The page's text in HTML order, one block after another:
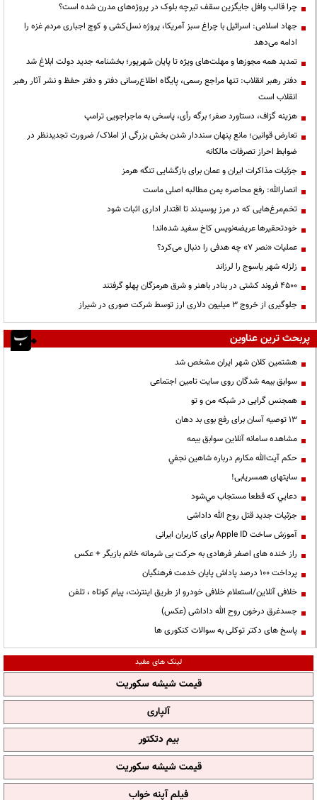
چرا قالب وافل جایگزین سقف تیرچه بلوک در پروژه‌های مدرن شده است؟
جهاد اسلامی: اسرائیل با چراغ سبز آمریکا، پروژه نسل‌کشی و کوچ اجباری مردم غزه را
ادامه می‌دهد
تمدید همه مجوزها و مهلت‌های ویژه تا پایان شهریور؛ بخشنامه جدید دولت ابلاغ شد
دفتر رهبر انقلاب: تنها مراجع رسمی، پایگاه اطلاع‌رسانی دفتر و دفتر حفظ و نشر آثار رهبر
انقلاب است
هزینه گزاف، دستاورد صفر؛ برگه رأی، پاسخی به ماجراجویی ترامپ
تعارض قوانین؛ مانع پنهان سنددار شدن بخش بزرگی از املاک/ ضرورت تجدیدنظر در
ضوابط احراز تصرفات مالکانه
جزئیات مذاکرات ایران و عمان برای بازگشایی تنگه هرمز
انصارالله: رفع محاصره یمن مطالبه اصلی ماست
تخم‌مرغ‌هایی که در مرز پوسیدند تا اقتدار اداری اثبات شود
خودتحقیرها عریضه‌نویس کاخ سفید شده‌اند!
عملیات «نصر ۷» چه هدفی را دنبال می‌کرد؟
زلزله شهر یاسوج را لرزاند
۴۵۰۰ فروند کشتی در بنادر باهنر و شرق هرمزگان پهلو گرفتند
جلوگیری از خروج ۳ میلیون دلاری ارز توسط شرکت صوری در شیراز
پربحث ترین عناوین
هشتمین کلان شهر ایران مشخص شد
سوابق بیمه شدگان روی سایت تامین اجتماعی
همجنس گرایی در شبکه من و تو
13 توصیه آسان برای رفع بوی بد دهان
مشاهده سامانه آنلاين سوابق بیمه
حكم آيت‌الله مكارم درباره شاهين نجفي
سایتهای همسریابی!
دعايي كه قطعا مستجاب مي‌شود
جزئیات جدید قتل روح الله داداشی
آموزش ساخت Apple ID برای کاربران ایرانی
راز خنده های اصغر فرهادی به حرکت بی شرمانه خانم بازیگر + عکس
پرداخت ۱۰۰ درصد پاداش پایان خدمت فرهنگیان
خلافی آنلاین/استعلام خلافی خودرو از طریق اینترنت، پیام کوتاه ، تلفن
جسدغرق درخون روح الله داداشی (عکس)
پاسخ های دکتر توکلی به سوالات کنکوری ها
لینک های مفید
قیمت شیشه سکوریت
آلپاری
بیم دتکتور
قیمت شیشه سکوریت
فیلم آپنه خواب